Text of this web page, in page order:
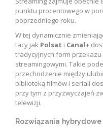
punktu procentowego w
poprzedniego roku.
W tej dynamicznie
tacy jak Polsat i Canal+
tradycyjnych form
streamingowymi. Takie
przechodzenie między
biblioteką filmów i seriali
przy tym z przyzwyczajeń
telewizji.
Rozwiązania